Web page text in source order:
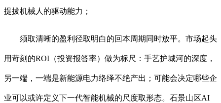
提拔机械人的驱动能力；
须取清晰的盈利径取明白的回本周期同时放平。市场起头
用苛刻的ROI（投资报答率）做为标尺：手艺护城河的深度，
另一端，一端是新能源电力络绎不绝产出；可能会决定哪些企
业可以或许定义下一代智能机械的尺度取形态。石景山区AI